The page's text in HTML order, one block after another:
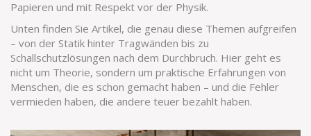
Papieren und mit Respekt vor der Physik.
Unten finden Sie Artikel, die genau diese Themen aufgreifen
– von der Statik hinter Tragwänden bis zu
Schallschutzlösungen nach dem Durchbruch. Hier geht es
nicht um Theorie, sondern um praktische Erfahrungen von
Menschen, die es schon gemacht haben – und die Fehler
vermieden haben, die andere teuer bezahlt haben.